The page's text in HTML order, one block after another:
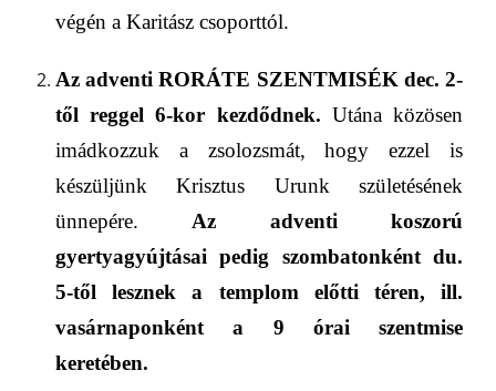
végén a Karitász csoporttól.
Az adventi RORÁTE SZENTMISÉK dec.2-
től reggel6-kor kezdődnek. Utána közösen
imádkozzuk a zsolozsmát, hogy ezzel is
készüljünk Krisztus Urunk születésének
ünnepére.Az adventi koszorú
gyertyagyújtásai pedig szombatonként du.
5-től lesznek a templom előtti téren, ill.
vasárnaponként a 9 órai szentmise
keretében.